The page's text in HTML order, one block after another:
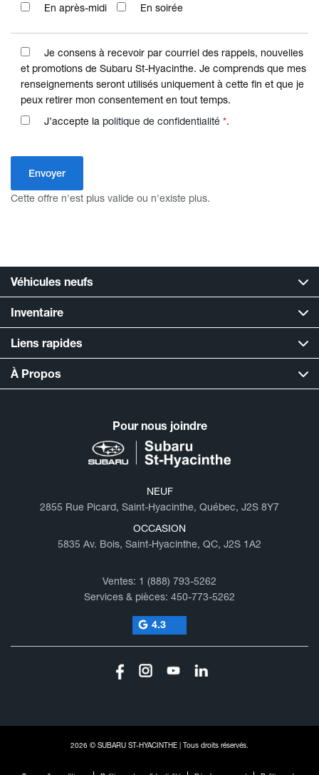
En après-midi
En soirée
Je consens à recevoir par courriel des rappels, nouvelles
et promotions de Subaru St-Hyacinthe. Je comprends que mes
renseignements seront utilisés uniquement à cette fin et que je
peux retirer mon consentement en tout temps.
J’accepte la politique de confidentialité *.
Cette offre n'est plus valide ou n'existe plus.
Pour nous joindre
NEUF
2855 Rue Picard, Saint-Hyacinthe, Québec, J2S 8Y7
OCCASION
5835 Av. Bois, Saint-Hyacinthe, QC, J2S 1A2
Ventes: 1 (888) 793-5262
Services & pièces: 450-773-5262
4.3
Véhicules neufs
Inventaire
Liens rapides
À Propos
2026 © SUBARU ST-HYACINTHE | Tous droits réservés.